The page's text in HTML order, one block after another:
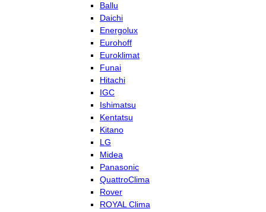
Ballu
Daichi
Energolux
Eurohoff
Euroklimat
Funai
Hitachi
IGC
Ishimatsu
Kentatsu
Kitano
LG
Midea
Panasonic
QuattroClima
Rover
ROYAL Clima